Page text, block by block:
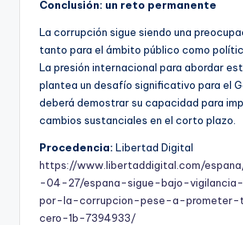
Conclusión: un reto permanente
La corrupción sigue siendo una
tanto para el ámbito público como
La presión internacional para abordar
plantea un desafío significativo para el
deberá demostrar su capacidad para
cambios sustanciales en el corto plazo.
Procedencia: Libertad Digital
https://www.libertaddigital.com/
-04-27/espana-sigue-bajo-
por-la-corrupcion-pese-a-prometer-
cero-1b-7394933/